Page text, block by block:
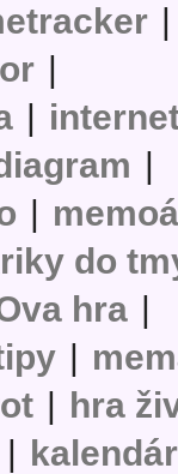
|
|
|
|
|
do
hra |
|
| hra
| kalendár